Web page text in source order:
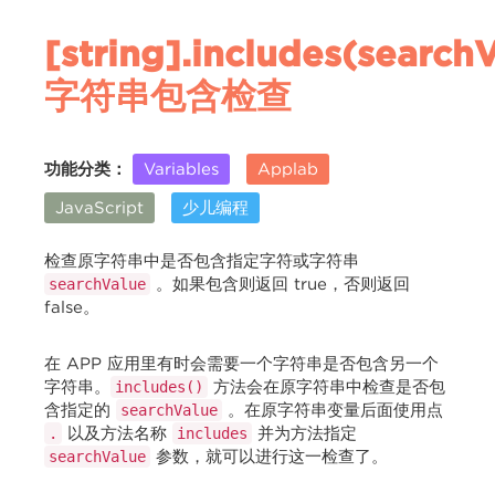
字符串包含检查
功能分类： Variables
Applab
JavaScript
少儿编程
检查原字符串中是否包含指定字符或字符串
searchValue
。如果包含则返回 true，否则返回
false。
在 APP 应用里有时会需要一个字符串是否包含另一个
字符串。
includes()
方法会在原字符串中检查是否包
含指定的
searchValue 。在原字符串变量后面使用点
. 以及方法名称 includes 并为方法指定
searchValue 参数，就可以进行这一检查了。